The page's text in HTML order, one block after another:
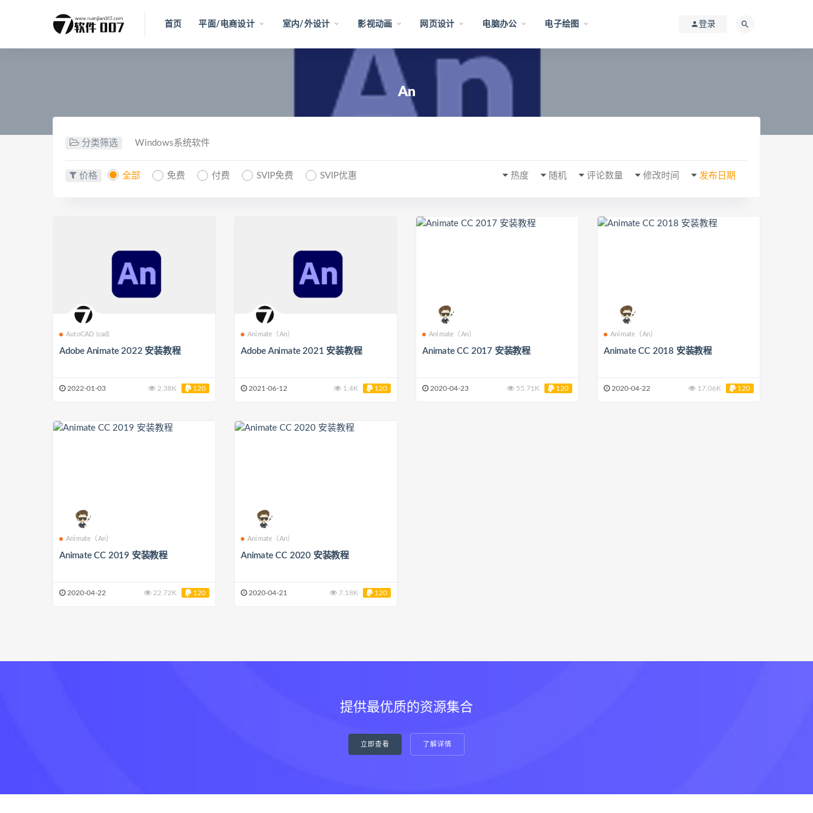
首页 平面/电商设计 室内/外设计 影视动画 网页设计 电脑办公 电子绘图 登录
An
分类筛选 Windows系统软件
价格 全部 免费 付费 SVIP免费 SVIP优惠 发布日期
修改时间
评论数量
随机
热度
AutoCAD (cad)
Adobe Animate 2022 安装教程
2022-01-03 2.38K 120
Animate（An）
Adobe Animate 2021 安装教程
2021-06-12 1.4K 120
Animate（An）
Animate CC 2017 安装教程
2020-04-23 55.71K 120
Animate（An）
Animate CC 2018 安装教程
2020-04-22 17.06K 120
Animate（An）
Animate CC 2019 安装教程
2020-04-22 22.72K 120
Animate（An）
Animate CC 2020 安装教程
2020-04-21 7.18K 120
提供最优质的资源集合
立即查看 了解详情